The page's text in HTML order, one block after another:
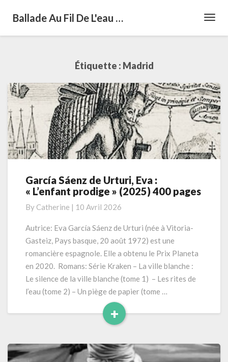
Ballade Au Fil De L'eau …
Étiquette : Madrid
García
Sáenz
Urturi,
Eva
« L’enfant
prodige »
(2025)
400
pages
García Sáenz de Urturi, Eva :
« L’enfant prodige » (2025) 400 pages
By Catherine | 10 Avril 2026
Autrice: Eva García Sáenz de Urturi (née à Vitoria-
Gasteiz, Pays basque, 20 août 1972) est une
romancière espagnole. Elle a obtenu le Prix Planeta
en 2020. Romans: Série Kraken – La ville blanche :
Le silence de la ville blanche (tome 1) – Les rites de
l’eau (tome 2) – Un piège de papier (tome …
+
Read